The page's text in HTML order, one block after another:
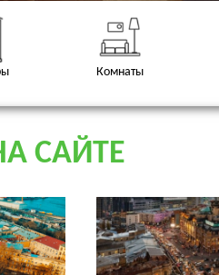
Комнаты
САЙТЕ